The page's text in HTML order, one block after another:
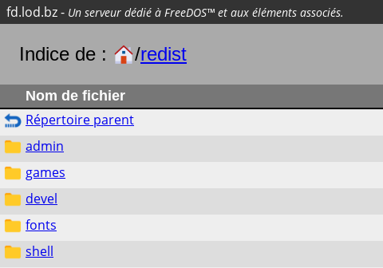
fd.lod.bz- Un serveur dédié à FreeDOS™ et aux éléments associés.
Indice de : /redist
Nom de fichier
Répertoire parent
admin
games
devel
fonts
shell